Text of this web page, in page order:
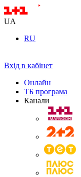
UA
RU
Вхід в кабінет
Онлайн
ТБ програма
Канали